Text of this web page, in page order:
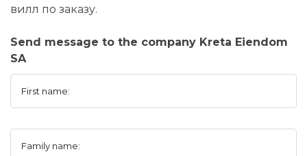
вилл по заказу.
Send message to the company Kreta Eiendom
SA
First name:
Family name: